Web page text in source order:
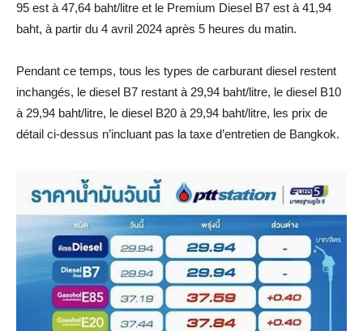
95 est à 47,64 baht/litre et le Premium Diesel B7 est à 41,94
baht, à partir du 4 avril 2024 après 5 heures du matin.
Pendant ce temps, tous les types de carburant diesel restent
inchangés, le diesel B7 restant à 29,94 baht/litre, le diesel B10
à 29,94 baht/litre, le diesel B20 à 29,94 baht/litre, les prix de
détail ci-dessus n’incluant pas la taxe d’entretien de Bangkok.